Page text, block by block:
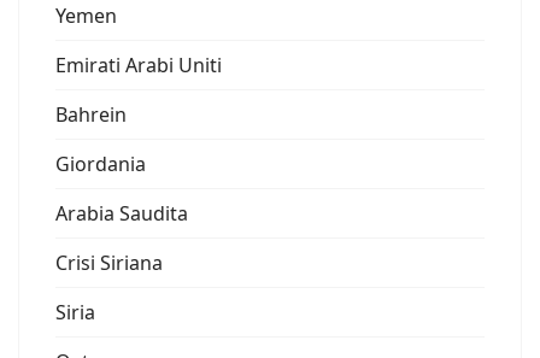
Yemen
Emirati Arabi Uniti
Bahrein
Giordania
Arabia Saudita
Crisi Siriana
Siria